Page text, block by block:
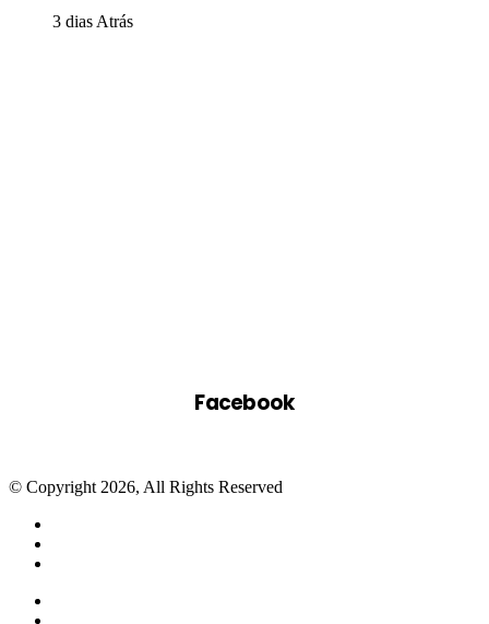
3 dias Atrás
Facebook
© Copyright 2026, All Rights Reserved
Facebook
Twitter
WhatsApp
Telegram
Close